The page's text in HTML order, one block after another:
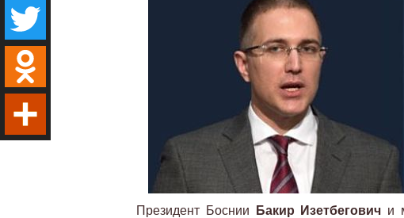
Президент Боснии Бакир Изетбегович и
VK
Twitter
Odnoklassniki